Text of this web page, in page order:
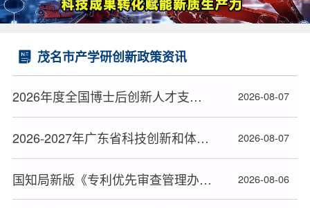
茂名市产学研创新政策资讯
2026年度全国博士后创新人才支持计划获选人员名单公布 2026-08-07
2026-2027年广东省科技创新和体育文化发展科研项目立项名单公布 2026-08-07
国知局新版《专利优先审查管理办法》2026年9月1日起施行 2026-08-06